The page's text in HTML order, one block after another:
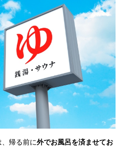
帰る前に外でお風呂を済ませてお